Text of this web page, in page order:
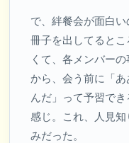
で、絆餐会が面白
冊子を出してると
くて、各メンバー
から、会う前に「
んだ」って予習で
感じ。これ、人見
みだった。